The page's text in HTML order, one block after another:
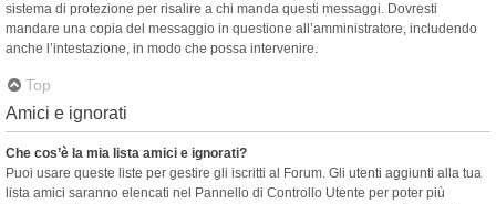
sistema di protezione per risalire a chi manda questi messaggi. Dovresti
mandare una copia del messaggio in questione all’amministratore, includendo
anche l’intestazione, in modo che possa intervenire.
Top
Amici e ignorati
Che cos’è la mia lista amici e ignorati?
Puoi usare queste liste per gestire gli iscritti al Forum. Gli utenti aggiunti alla tua
lista amici saranno elencati nel Pannello di Controllo Utente per poter più